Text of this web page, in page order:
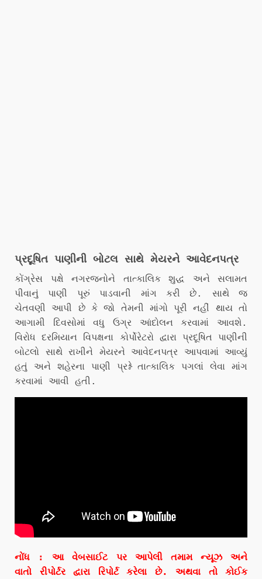
પ્રદૂષિત પાણીની બોટલ સાથે મેયરને આવેદનપત્ર
કોંગ્રેસ પક્ષે નગરજનોને તાત્કાલિક શુદ્ધ અને સલામત
પીવાનું પાણી પૂરું પાડવાની માંગ કરી છે. સાથે જ
ચેતવણી આપી છે કે જો તેમની માંગો પૂરી નહીં થાય તો
આગામી દિવસોમાં વધુ ઉગ્ર આંદોલન કરવામાં આવશે.
વિરોધ દરમિયાન વિપક્ષના કોર્પોરેટરો દ્વારા પ્રદૂષિત પાણીની
બોટલો સાથે રાખીને મેયરને આવેદનપત્ર આપવામાં આવ્યું
હતું અને શહેરના પાણી પ્રશ્ને તાત્કાલિક પગલાં લેવા માંગ
કરવામાં આવી હતી.
નોંધ : આ વેબસાઈટ પર આપેલી તમામ ન્યૂઝ અને
વાતો રીપોર્ટર દ્વારા રિપોર્ટ કરેલા છે. અથવા તો કોઈક